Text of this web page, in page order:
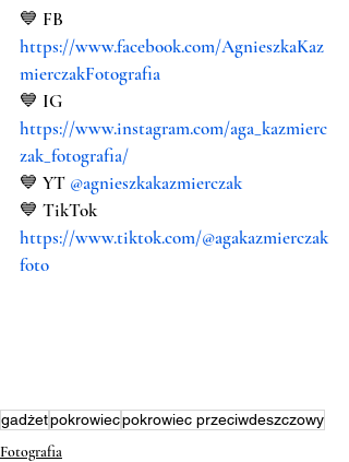
💙 FB
https://www.facebook.com/AgnieszkaKaz
mierczakFotografia
💙 IG
https://www.instagram.com/aga_kazmierc
zak_fotografia/
💙 YT @agnieszkakazmierczak
💙 TikTok
https://www.tiktok.com/@agakazmierczak
foto
gadżetpokrowiecpokrowiec przeciwdeszczowy
Fotografia